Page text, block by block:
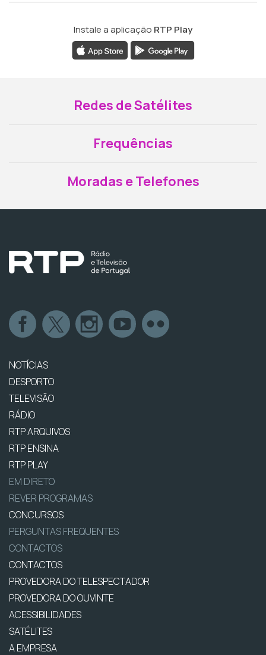
Instale a aplicação RTP Play
Redes de Satélites
Frequências
Moradas e Telefones
NOTÍCIAS
DESPORTO
TELEVISÃO
RÁDIO
RTP ARQUIVOS
RTP ENSINA
RTP PLAY
EM DIRETO
REVER PROGRAMAS
CONCURSOS
PERGUNTAS FREQUENTES
CONTACTOS
CONTACTOS
PROVEDORA DO TELESPECTADOR
PROVEDORA DO OUVINTE
ACESSIBILIDADES
SATÉLITES
A EMPRESA